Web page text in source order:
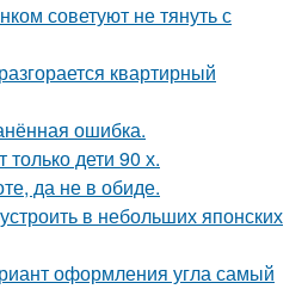
советуют не тянуть с
квартирный
ошибка.
дети 90 х.
да не в обиде.
в небольших японских
оформления угла самый